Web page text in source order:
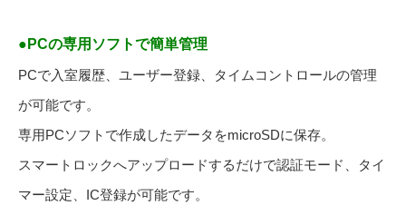
●PCの専用ソフトで簡単管理
PCで入室履歴、ユーザー登録、タイムコントロールの管理
が可能です。
専用PCソフトで作成したデータをmicroSDに保存。
スマートロックへアップロードするだけで認証モード、タイ
マー設定、IC登録が可能です。